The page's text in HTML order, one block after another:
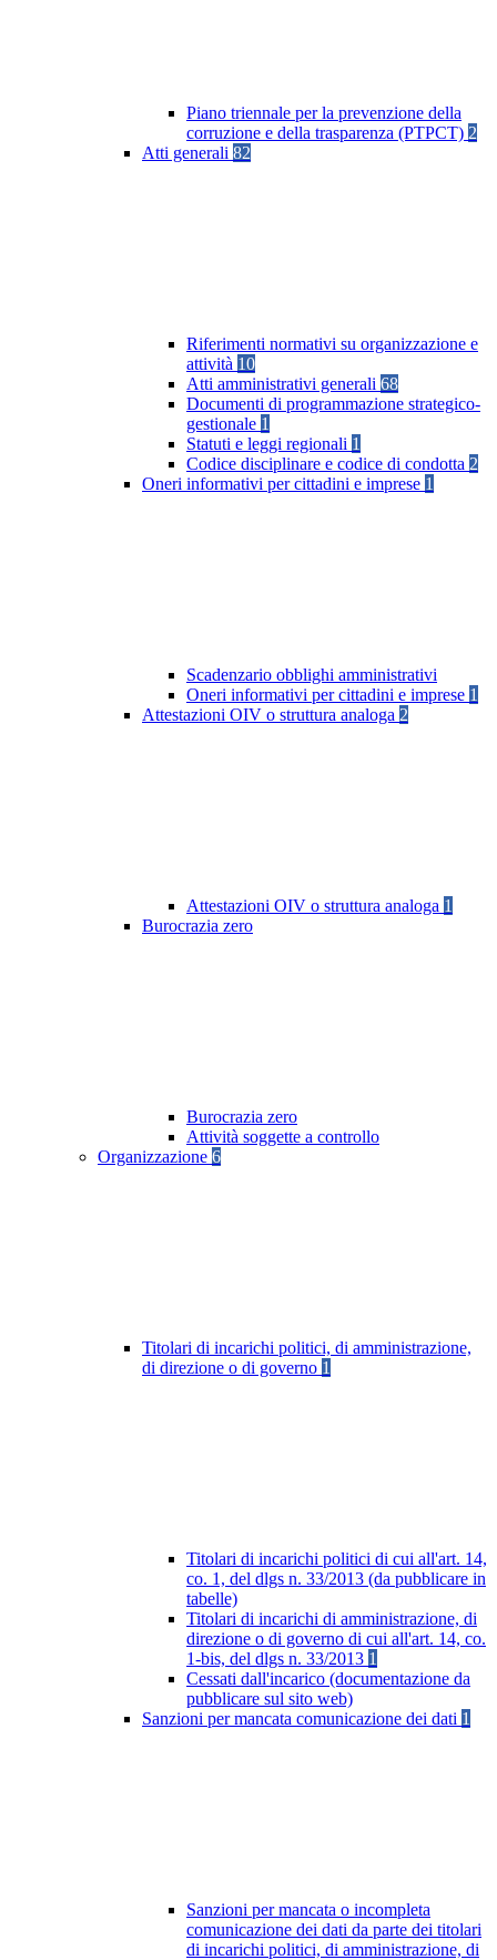
Piano triennale per la prevenzione della
corruzione e della trasparenza (PTPCT) 2
Atti generali 82
Riferimenti normativi su organizzazione e
attività 10
Atti amministrativi generali 68
Documenti di programmazione strategico-
gestionale 1
Statuti e leggi regionali 1
Codice disciplinare e codice di condotta 2
Oneri informativi per cittadini e imprese 1
Scadenzario obblighi amministrativi
Oneri informativi per cittadini e imprese 1
Attestazioni OIV o struttura analoga 2
Attestazioni OIV o struttura analoga 1
Burocrazia zero
Burocrazia zero
Attività soggette a controllo
Organizzazione 6
Titolari di incarichi politici, di amministrazione,
di direzione o di governo 1
Titolari di incarichi politici di cui all'art. 14,
co. 1, del dlgs n. 33/2013 (da pubblicare in
tabelle)
Titolari di incarichi di amministrazione, di
direzione o di governo di cui all'art. 14, co.
1-bis, del dlgs n. 33/2013 1
Cessati dall'incarico (documentazione da
pubblicare sul sito web)
Sanzioni per mancata comunicazione dei dati 1
Sanzioni per mancata o incompleta
comunicazione dei dati da parte dei titolari
di incarichi politici, di amministrazione, di